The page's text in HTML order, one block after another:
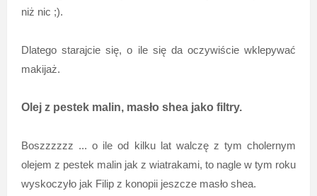
niż nic ;).
Dlatego starajcie się, o ile się da oczywiście wklepywać
makijaż.
Olej z pestek malin, masło shea jako filtry.
Boszzzzzz ... o ile od kilku lat walczę z tym cholernym
olejem z pestek malin jak z wiatrakami, to nagle w tym roku
wyskoczyło jak Filip z konopii jeszcze masło shea.